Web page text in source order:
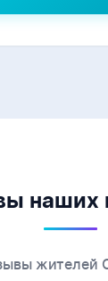
наших
жителей